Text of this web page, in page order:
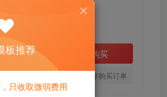
费
立即购买
登录！建议登陆后购买，可保存购买订单
板推荐
只收取微弱费用